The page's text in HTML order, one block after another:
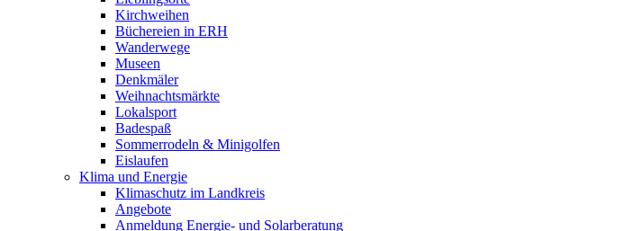
Kirchweihen
Büchereien in ERH
Wanderwege
Museen
Denkmäler
Weihnachtsmärkte
Lokalsport
Badespaß
Sommerrodeln & Minigolfen
Eislaufen
Klima und Energie
Klimaschutz im Landkreis
Angebote
Anmeldung Energie- und Solarberatung